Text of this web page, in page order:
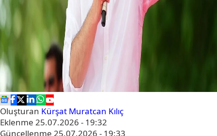
Oluşturan Kürşat Muratcan Kılıç
Eklenme 25.07.2026 - 19:32
Güncellenme 25.07.2026 - 19:33